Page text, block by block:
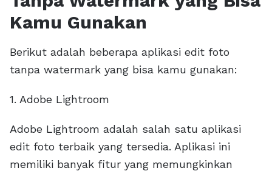
Kamu Gunakan
Berikut adalah beberapa aplikasi edit foto
tanpa watermark yang bisa kamu gunakan:
1. Adobe Lightroom
Adobe Lightroom adalah salah satu aplikasi
edit foto terbaik yang tersedia. Aplikasi ini
memiliki banyak fitur yang memungkinkan